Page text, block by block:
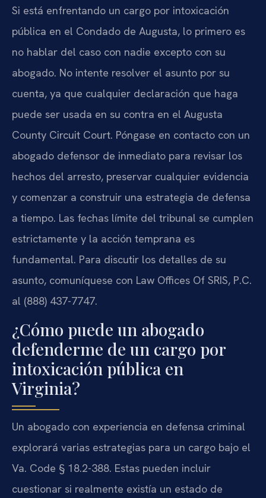
Si está enfrentando un cargo por intoxicación
pública en el Condado de Augusta, lo primero es
no hablar del caso con nadie excepto con su
abogado. No intente resolver el asunto por su
cuenta, ya que cualquier declaración que haga
puede ser usada en su contra en el Augusta
County Circuit Court. Póngase en contacto con un
abogado defensor de inmediato para revisar los
hechos del arresto, preservar cualquier evidencia
y comenzar a construir una estrategia de defensa
a tiempo. Las fechas límite del tribunal se cumplen
estrictamente y la acción temprana es
fundamental. Para discutir los detalles de su
asunto, comuníquese con Law Offices Of SRIS, P.C.
al (888) 437-7747.
¿Cómo puede un abogado
defenderme de un cargo por
intoxicación pública en
Virginia?
Un abogado con experiencia en defensa criminal
explorará varias estrategias para un cargo bajo el
Va. Code § 18.2-388. Estas pueden incluir
cuestionar si realmente existía un estado de